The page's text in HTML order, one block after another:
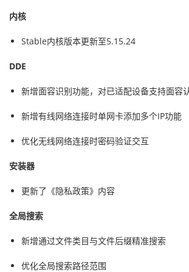
内核
Stable内核版本更新至5.15.24
DDE
新增面容识别功能，对已适配设备支持面容
新增有线网络连接时单网卡添加多个IP功能
优化无线网络连接时密码验证交互
安装器
更新了《隐私政策》内容
全局搜索
新增通过文件类目与文件后缀精准搜索
优化全局搜索路径范围